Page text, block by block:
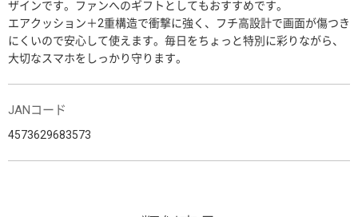
ザインです。ファンへのギフトとしてもおすすめです。
エアクッション＋2重構造で衝撃に強く、フチ高設計で画面が傷つき
にくいので安心して使えます。毎日をちょっと特別に彩りながら、
大切なスマホをしっかり守ります。
JANコード
4573629683573